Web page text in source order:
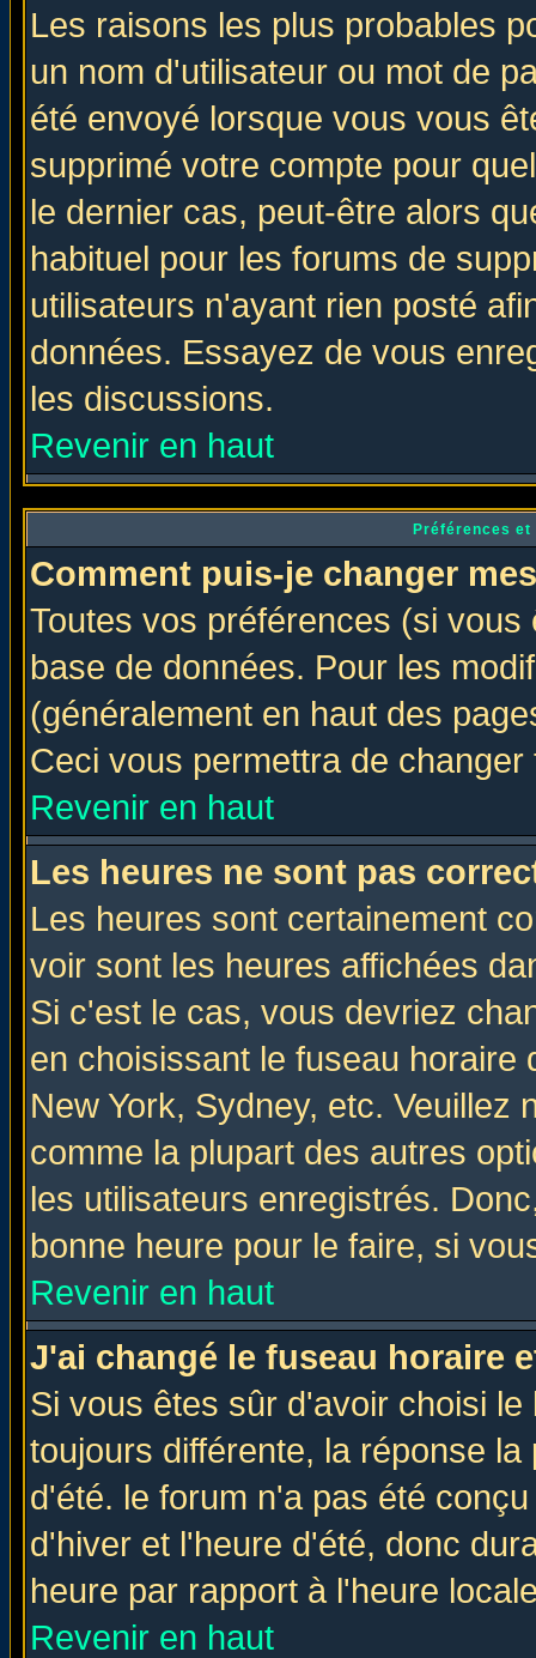
Les raisons les plus probables
un nom d'utilisateur ou mot de
été envoyé lorsque vous vous
supprimé votre compte pour
le dernier cas, peut-être alors
habituel pour les forums de
utilisateurs n'ayant rien posté
données. Essayez de vous
les discussions.
Revenir en haut
Préférences
Comment puis-je changer
Toutes vos préférences (si
base de données. Pour les
(généralement en haut des
Ceci vous permettra de
Revenir en haut
Les heures ne sont pas
Les heures sont certainement
voir sont les heures affichées
Si c'est le cas, vous devriez
en choisissant le fuseau
New York, Sydney, etc. Veuillez
comme la plupart des autres
les utilisateurs enregistrés.
bonne heure pour le faire, si
Revenir en haut
J'ai changé le fuseau horaire
Si vous êtes sûr d'avoir choisi
toujours différente, la réponse
d'été. le forum n'a pas été
d'hiver et l'heure d'été, donc
heure par rapport à l'heure
Revenir en haut